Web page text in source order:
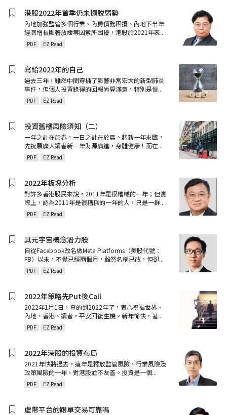
港股2022年首季仍未擺脱弱勢
內地加強監管多個行業、內房債務困擾、內地下半年
經濟增長顯著放緩等因素所困擾，港股於2021年表...
PDF EZ Read
寫給2022年的自己
過去三年，雖然中間穿插了影響非常宏大的新型肺炎
事件，但個人投資錄得的回報尚算滿意，特別是恒...
PDF EZ Read
投資舊樓風險須知（二）
一年之計在於春，一日之計在於晨。趁新一年來臨，
先祝願廣大讀者新一年財源廣進，身體健康！而在...
PDF EZ Read
2022年板塊分析
對許多香港股民來說，2011年是很糟糕的一年；但實
際上，認為2011年是很糟糕的一年的人，只是一群...
PDF EZ Read
具元宇宙概念潛力股
自從Facebook改名做Meta Platforms（美股代號：
FB）以來，不覺已經兩個月，雖然名稱已改，但卻...
PDF EZ Read
2022年策略先Put後Call
2022年1月1日，真的到2022年了，衷心祝福世界、
內地、香港、讀者，平安回復生機。新年愉快，著...
PDF EZ Read
2022年港股的投資布局
2021年快將過去，這年是釋放監管風險、行業風險及
政策風險的一年，對港股並不友善。投資是一個...
PDF EZ Read
虛幣平台的跟單交易可靠嗎